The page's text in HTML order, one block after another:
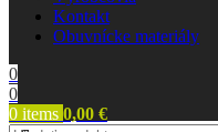
Kontakt
Obuvnícke materiály
0
0
0 items 0,00 €